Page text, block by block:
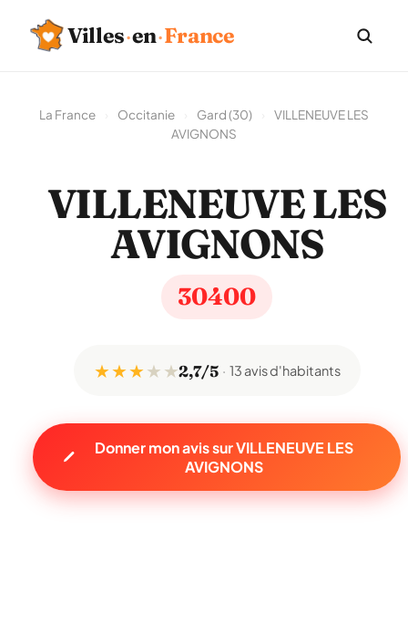
Villes·en·France
La France Occitanie Gard (30)
VILLENEUVE LES
AVIGNONS
VILLENEUVE LES
AVIGNONS
30400
★ ★ ★★ ★2,7/5 13 avis d'habitants
Donner mon avis sur VILLENEUVE LES
AVIGNONS